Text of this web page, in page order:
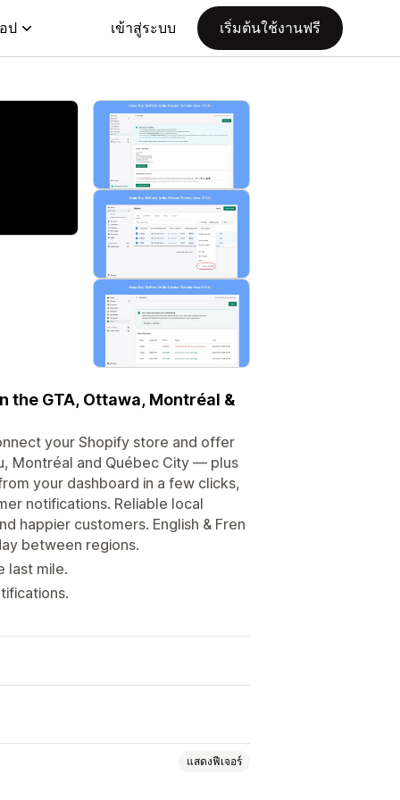
ป เข้าสู่ระบบ เริ่มต้นใช้งานฟรี
GTA, Ottawa, Montréal &
your Shopify store and offer
Montréal and Québec City — plus
your dashboard in a few clicks,
notifications. Reliable local
happier customers. English & Fren
between regions.
last mile.
แสดงฟีเจอร์